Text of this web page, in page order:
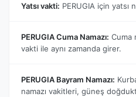
Yatsı vakti: PERUGIA için yatsı
PERUGIA Cuma Namazı: Cuma
vakti ile aynı zamanda girer.
PERUGIA Bayram Namazı:
namazı vakitleri, güneş